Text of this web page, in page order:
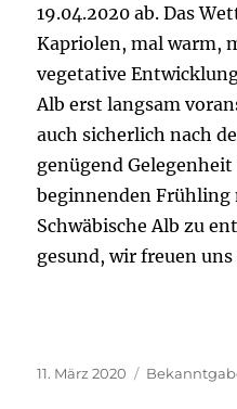
19.04.2020 ab. Das
Kapriolen, mal warm,
vegetative
Alb erst langsam
auch sicherlich nach
genügend
beginnenden Frühling
Schwäbische Alb zu
gesund, wir freuen uns
Veröffentlicht
11. März 2020 Kategorien